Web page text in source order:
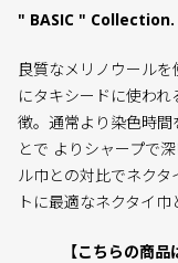
" BASIC " Collection.
良質なメリノウール
にタキシードに使わ
徴。通常より染色時
とで よりシャープで
ル巾との対比でネク
トに最適なネクタイ巾
【こちらの商